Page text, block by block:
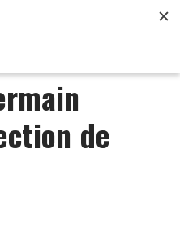
de